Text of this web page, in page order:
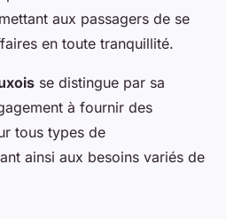
aux passagers de se
en toute tranquillité.
se distingue par sa
à fournir des
tous types de
ainsi aux besoins variés de